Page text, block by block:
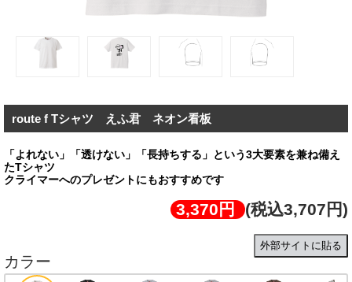
route f Tシャツ えふ君 ネオン看板
「よれない」「透けない」「長持ちする」という3大要素を兼ね備え
たTシャツ
クライマーへのプレゼントにもおすすめです
3,370円 (税込3,707円)
外部サイトに貼る
カラー